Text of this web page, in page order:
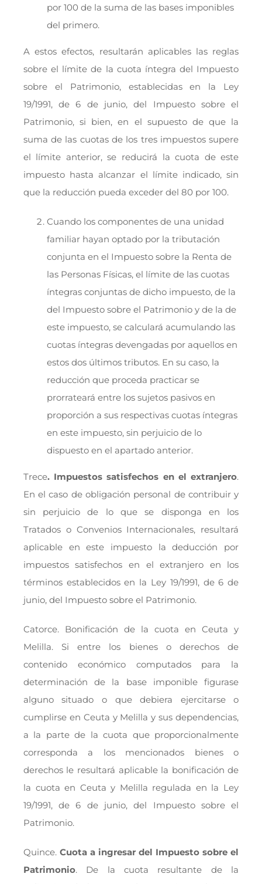
por 100 de la suma de las bases imponibles
del primero.
A estos efectos, resultarán aplicables las reglas
sobre el límite de la cuota íntegra del Impuesto
sobre el Patrimonio, establecidas en la Ley
19/1991, de 6 de junio, del Impuesto sobre el
Patrimonio, si bien, en el supuesto de que la
suma de las cuotas de los tres impuestos supere
el límite anterior, se reducirá la cuota de este
impuesto hasta alcanzar el límite indicado, sin
que la reducción pueda exceder del 80 por 100.
Cuando los componentes de una unidad
familiar hayan optado por la tributación
conjunta en el Impuesto sobre la Renta de
las Personas Físicas, el límite de las cuotas
íntegras conjuntas de dicho impuesto, de la
del Impuesto sobre el Patrimonio y de la de
este impuesto, se calculará acumulando las
cuotas íntegras devengadas por aquellos en
estos dos últimos tributos. En su caso, la
reducción que proceda practicar se
prorrateará entre los sujetos pasivos en
proporción a sus respectivas cuotas íntegras
en este impuesto, sin perjuicio de lo
dispuesto en el apartado anterior.
Trece. Impuestos satisfechos en el extranjero.
En el caso de obligación personal de contribuir y
sin perjuicio de lo que se disponga en los
Tratados o Convenios Internacionales, resultará
aplicable en este impuesto la deducción por
impuestos satisfechos en el extranjero en los
términos establecidos en la Ley 19/1991, de 6 de
junio, del Impuesto sobre el Patrimonio.
Catorce. Bonificación de la cuota en Ceuta y
Melilla. Si entre los bienes o derechos de
contenido económico computados para la
determinación de la base imponible figurase
alguno situado o que debiera ejercitarse o
cumplirse en Ceuta y Melilla y sus dependencias,
a la parte de la cuota que proporcionalmente
corresponda a los mencionados bienes o
derechos le resultará aplicable la bonificación de
la cuota en Ceuta y Melilla regulada en la Ley
19/1991, de 6 de junio, del Impuesto sobre el
Patrimonio.
Quince. Cuota a ingresar del Impuesto sobre el
Patrimonio. De la cuota resultante de la